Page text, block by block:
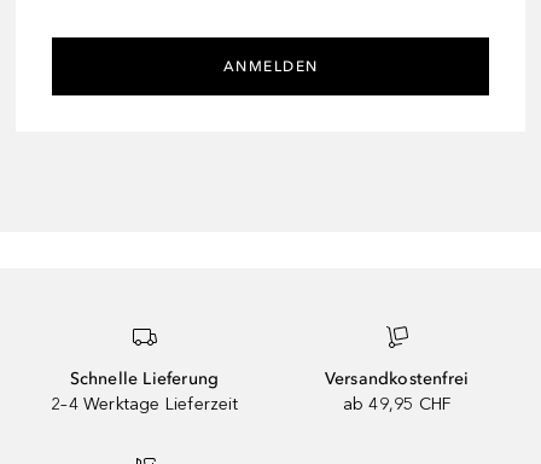
ANMELDEN
Schnelle Lieferung
2–4 Werktage Lieferzeit
Versandkostenfrei
ab 49,95 CHF